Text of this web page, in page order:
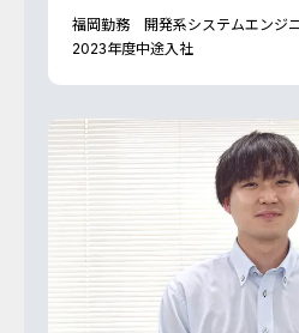
福岡勤務 開発系システムエンジ
2023年度中途入社